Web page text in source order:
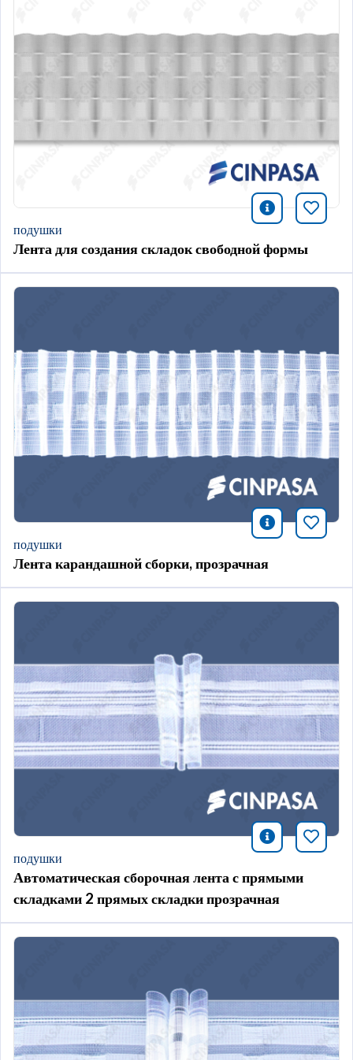
icono
подушки
Лента для создания складок свободной формы
icono
подушки
Лента карандашной сборки, прозрачная
icono
подушки
Автоматическая сборочная лента с прямыми
складками 2 прямых складки прозрачная